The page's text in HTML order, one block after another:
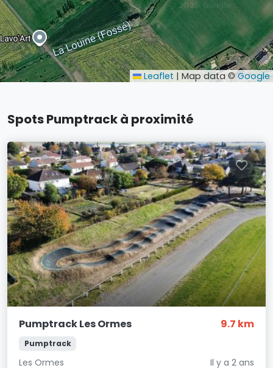
Leaflet | Map data ©Google
Spots Pumptrack à proximité
Pumptrack Les Ormes 9.7 km
Pumptrack
Les Ormes Il y a 2 ans